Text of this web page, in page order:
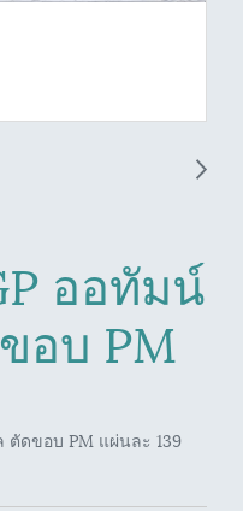
ออทัมน์
อบ PM
ตัดขอบ PM แผ่นละ 139